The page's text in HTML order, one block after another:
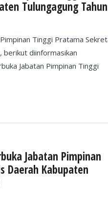
Tulungagung Tahun
Tinggi Pratama
berikut diinformasikan
Jabatan Pimpinan Tinggi
Jabatan Pimpinan
Daerah Kabupaten